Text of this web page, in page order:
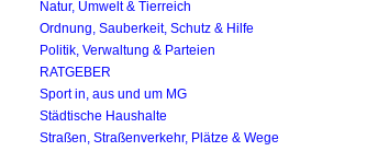
Natur, Umwelt & Tierreich
Ordnung, Sauberkeit, Schutz & Hilfe
Politik, Verwaltung & Parteien
RATGEBER
Sport in, aus und um MG
Städtische Haushalte
Straßen, Straßenverkehr, Plätze & Wege